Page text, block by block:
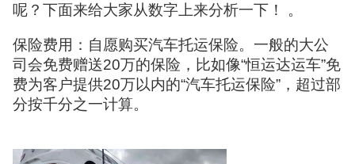
呢？下面来给大家从数字上来分析一下！ 。
保险费用：自愿购买汽车托运保险。一般的大公
司会免费赠送20万的保险，比如像“恒运达运车”免
费为客户提供20万以内的“汽车托运保险”，超过部
分按千分之一计算。